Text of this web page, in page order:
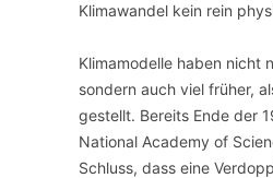
Klimawandel kein rein
Klimamodelle haben nicht
sondern auch viel früher,
gestellt. Bereits Ende der
National Academy of
Schluss, dass eine